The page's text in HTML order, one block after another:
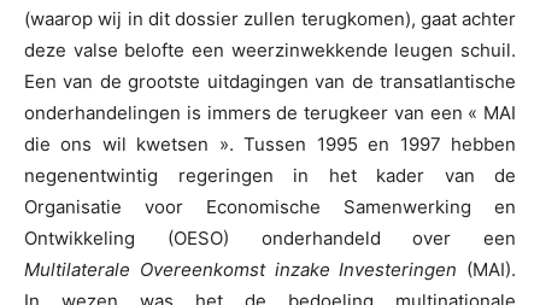
(waarop wij in dit dossier zullen terugkomen), gaat achter
deze valse belofte een weerzinwekkende leugen schuil.
Een van de grootste uitdagingen van de transatlantische
onderhandelingen is immers de terugkeer van een « MAI
die ons wil kwetsen ». Tussen 1995 en 1997 hebben
negenentwintig regeringen in het kader van de
Organisatie voor Economische Samenwerking en
Ontwikkeling (OESO) onderhandeld over een
Multilaterale Overeenkomst inzake Investeringen (MAI).